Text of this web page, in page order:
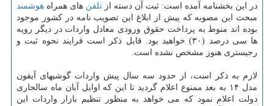
در این بخشنامه آمده است: ثبت آن دسته از تلفن های همراه هوشمند
مبحث این مصوبه که پیش از ابلاغ این تصویب نامه در کشور موجود
بوده اند منوط به پرداخت حقوق ورودی معادل واردات در دیگر رویه
ها سی درصد (۳۰) خواهید بود. قابل ذکر است فرایند نحوه ثبت و
رجیستری هنوز مشخص نشده است.
لازم به ذکر است، از حدود سه سال پیش واردات گوشیهای آیفون
مدل ۱۴ به بعد ممنوع اعلام گردید تا این که اوایل آبان ماه سالجاری
دولت اعلام نمود که می خواهد به منظور تنظیم بازار واردات این